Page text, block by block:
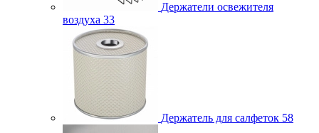
Держатели освежителя
воздуха 33
Держатель для салфеток 58